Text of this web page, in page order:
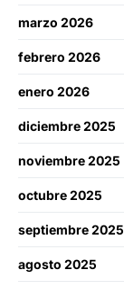
marzo 2026
febrero 2026
enero 2026
diciembre 2025
noviembre 2025
octubre 2025
septiembre 2025
agosto 2025